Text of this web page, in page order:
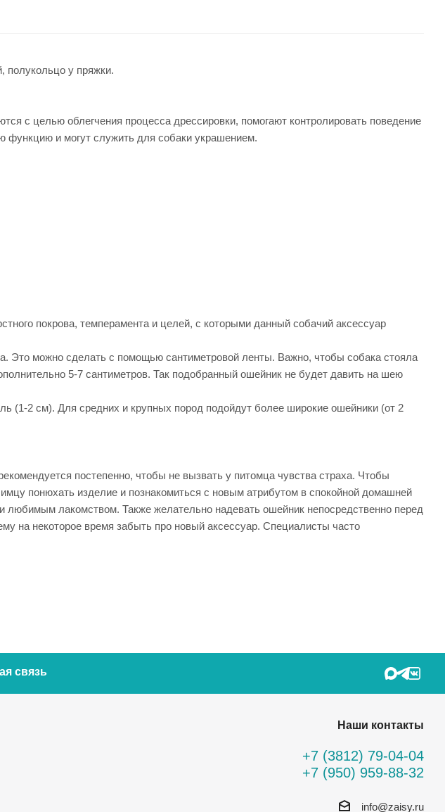
полукольцо у пряжки.
с целью облегчения процесса дрессировки, помогают контролировать поведение
функцию и могут служить для собаки украшением.
покрова, темперамента и целей, с которыми данный собачий аксессуар
Это можно сделать с помощью сантиметровой ленты. Важно, чтобы собака стояла
5-7 сантиметров. Так подобранный ошейник не будет давить на шею
(1-2 см). Для средних и крупных пород подойдут более широкие ошейники (от 2
постепенно, чтобы не вызвать у питомца чувства страха. Чтобы
понюхать изделие и познакомиться с новым атрибутом в спокойной домашней
любимым лакомством. Также желательно надевать ошейник непосредственно перед
на некоторое время забыть про новый аксессуар. Специалисты часто
связь
Наши контакты
+7 (3812) 79-04-04
+7 (950) 959-88-32
info@zaisy.ru